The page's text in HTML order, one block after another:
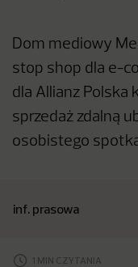
Dom mediowy
stop shop dla e-
dla Allianz Polska
sprzedaż zdalną
osobistego
inf. prasowa
1 MIN CZYTANIA